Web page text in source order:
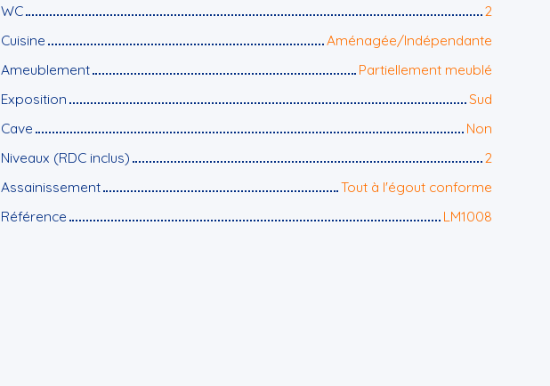
WC
2
Cuisine
Aménagée/Indépendante
Ameublement
Partiellement meublé
Exposition
Sud
Cave
Non
Niveaux (RDC inclus)
2
Assainissement
Tout à l'égout conforme
Référence
LM1008